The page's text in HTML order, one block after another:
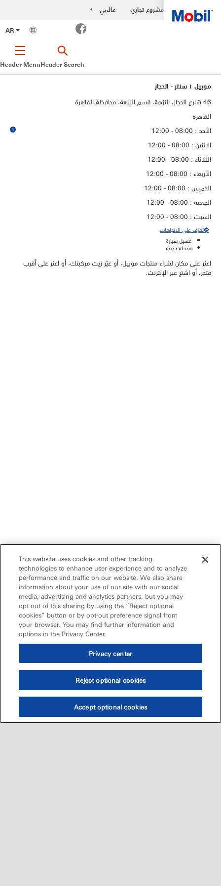
مشروع تجاري •
عالمي
AR
Facebook
Header-MenuHeader-Search
موبيل ١ سنتر - الحجاز
46 شارع الحجاز، النزهة، قسم النزهة، محافظة القاهرة‬
القاهره
الأحد : 08:00 - 12:00
الاثنين : 08:00 - 12:00
الثلاثاء : 08:00 - 12:00
الأربعاء : 08:00 - 12:00
الخميس : 08:00 - 12:00
الجمعة : 08:00 - 12:00
السبت : 08:00 - 12:00
تعرّف على الاتجاهات
غسيل سيارة
محطة خدمة
اعثر على مكان لشراء منتجات موبيل، أو غيّر زيت مركبتك، أو اعثر على أقرب
متجر، أو اشترِ عبر الإنترنت.
This website uses cookies and other tracking
technologies to enhance user experience and to analyze
performance and traffic on our website. We also share
information about your use of our site with our social
media, advertising and analytics partners, but you may
opt out of this sharing by using the “Reject optional
cookies” button or by opt-out preference signal from
your browser. You may find further information and
options in the Privacy Center.
Privacy center
Reject optional cookies
Accept optional cookies